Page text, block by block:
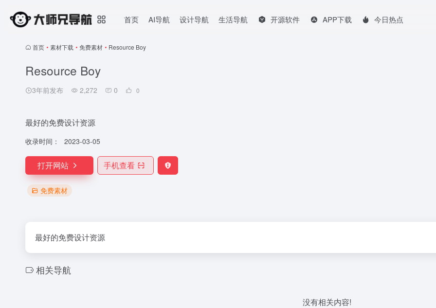
首页 AI导航 设计导航 生活导航 开源软件 APP下载 今日热点
首页 • 素材下载 • 免费素材 • Resource Boy
Resource Boy
3年前发布 2,272 0 0
最好的免费设计资源
收录时间： 2023-03-05
打开网站 手机查看
免费素材
最好的免费设计资源
相关导航
没有相关内容!